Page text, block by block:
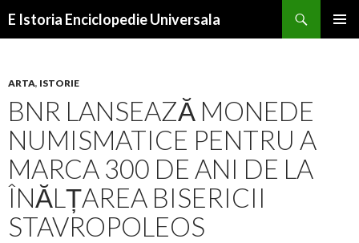
E Istoria Enciclopedie Universala
ARTA, ISTORIE
BNR LANSEAZĂ MONEDE
NUMISMATICE PENTRU A
MARCA 300 DE ANI DE LA
ÎNĂLȚAREA BISERICII
STAVROPOLEOS